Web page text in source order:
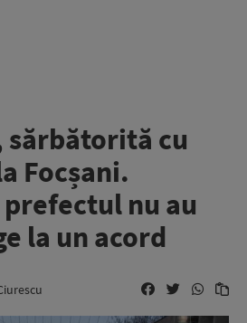
sărbătorită cu
Focșani.
nu au
la un acord